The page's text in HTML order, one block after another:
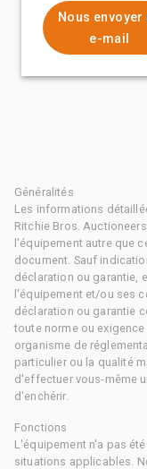
Nous envoyer
e-mail
Généralités
Les informations
Ritchie Bros.
l'équipement autre que
document. Sauf
déclaration ou garantie,
l'équipement et/ou ses
déclaration ou garantie
toute norme ou
organisme de
particulier ou la qualité
d'effectuer vous-même
d'enchérir.
Fonctions
L'équipement n'a pas
situations applicables.